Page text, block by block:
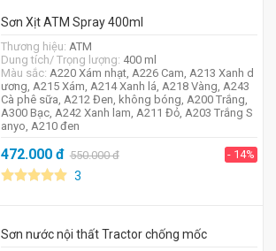
Sơn Xịt ATM Spray 400ml
Thương hiệu: ATM
Dung tích/ Trọng lượng: 400 ml
Màu sắc: A220 Xám nhạt, A226 Cam, A213 Xanh d
ương, A215 Xám, A214 Xanh lá, A218 Vàng, A243
Cà phê sữa, A212 Đen, không bóng, A200 Trắng,
A300 Bạc, A242 Xanh lam, A211 Đỏ, A203 Trắng S
anyo, A210 đen
472.000đ 550.000đ - 14%
3
Sơn nước nội thất Tractor chống mốc